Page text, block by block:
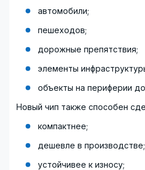
автомобили;
пешеходов;
дорожные препятствия;
элементы
объекты на периферии
Новый чип также способен
компактнее;
дешевле в производстве;
устойчивее к износу;